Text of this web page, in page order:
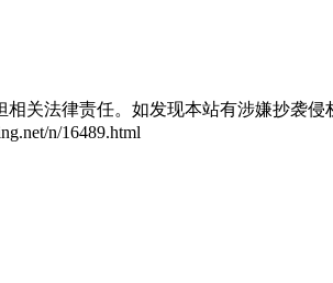
关法律责任。如发现本站有涉嫌抄袭侵
n/16489.html